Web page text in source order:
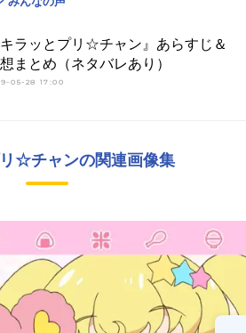
キラッとプリ☆チャン』あらすじ＆
まとめ（ネタバレあり）
05-28 17:00
☆チャンの関連画像集